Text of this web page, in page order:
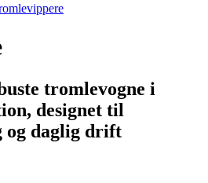
tromlevogne i
designet til
og daglig drift